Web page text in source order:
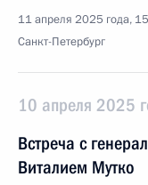
11 апреля 2025 года,
Санкт-Петербург
10 апреля 2025
Встреча с
Виталием Мутко